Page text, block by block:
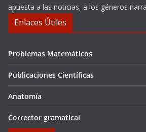
apuesta a las noticias, a los géneros
Enlaces Útiles
Problemas Matemáticos
Publicaciones Científicas
Anatomía
Corrector gramatical